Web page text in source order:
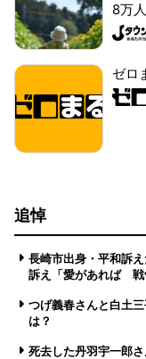
8万
ゼロ
追悼
長崎市出身・平和訴
訴え「愛があれば 戦
つげ義春さんと白土
は？
死去した丹羽宇一郎